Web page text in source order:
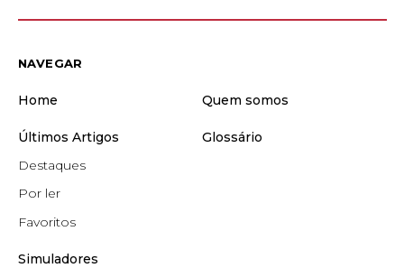
NAVEGAR
Home Quem somos
Últimos Artigos
Destaques
Por ler
Favoritos
Glossário
Simuladores